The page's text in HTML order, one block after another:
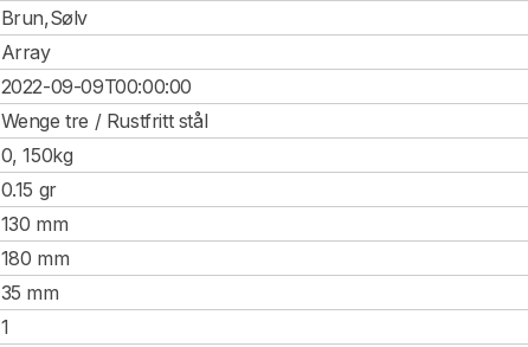
Brun,Sølv
Array
2022-09-09T00:00:00
Wenge tre / Rustfritt stål
0, 150kg
0.15 gr
130 mm
180 mm
35 mm
1